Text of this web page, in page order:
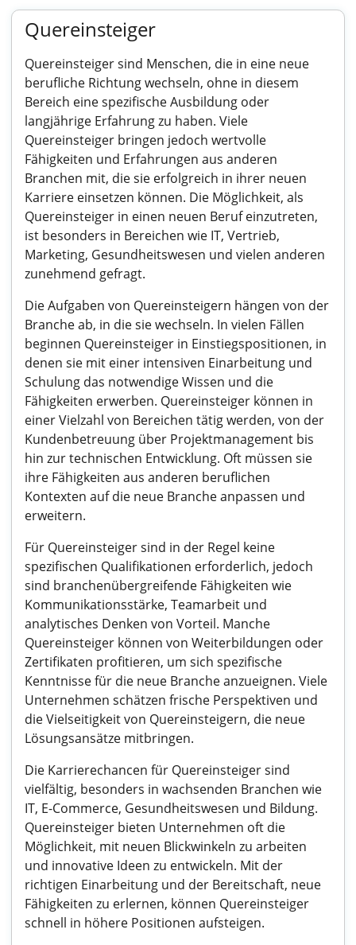
Quereinsteiger
Quereinsteiger sind Menschen, die in eine neue
berufliche Richtung wechseln, ohne in diesem
Bereich eine spezifische Ausbildung oder
langjährige Erfahrung zu haben. Viele
Quereinsteiger bringen jedoch wertvolle
Fähigkeiten und Erfahrungen aus anderen
Branchen mit, die sie erfolgreich in ihrer neuen
Karriere einsetzen können. Die Möglichkeit, als
Quereinsteiger in einen neuen Beruf einzutreten,
ist besonders in Bereichen wie IT, Vertrieb,
Marketing, Gesundheitswesen und vielen anderen
zunehmend gefragt.
Die Aufgaben von Quereinsteigern hängen von der
Branche ab, in die sie wechseln. In vielen Fällen
beginnen Quereinsteiger in Einstiegspositionen, in
denen sie mit einer intensiven Einarbeitung und
Schulung das notwendige Wissen und die
Fähigkeiten erwerben. Quereinsteiger können in
einer Vielzahl von Bereichen tätig werden, von der
Kundenbetreuung über Projektmanagement bis
hin zur technischen Entwicklung. Oft müssen sie
ihre Fähigkeiten aus anderen beruflichen
Kontexten auf die neue Branche anpassen und
erweitern.
Für Quereinsteiger sind in der Regel keine
spezifischen Qualifikationen erforderlich, jedoch
sind branchenübergreifende Fähigkeiten wie
Kommunikationsstärke, Teamarbeit und
analytisches Denken von Vorteil. Manche
Quereinsteiger können von Weiterbildungen oder
Zertifikaten profitieren, um sich spezifische
Kenntnisse für die neue Branche anzueignen. Viele
Unternehmen schätzen frische Perspektiven und
die Vielseitigkeit von Quereinsteigern, die neue
Lösungsansätze mitbringen.
Die Karrierechancen für Quereinsteiger sind
vielfältig, besonders in wachsenden Branchen wie
IT, E-Commerce, Gesundheitswesen und Bildung.
Quereinsteiger bieten Unternehmen oft die
Möglichkeit, mit neuen Blickwinkeln zu arbeiten
und innovative Ideen zu entwickeln. Mit der
richtigen Einarbeitung und der Bereitschaft, neue
Fähigkeiten zu erlernen, können Quereinsteiger
schnell in höhere Positionen aufsteigen.